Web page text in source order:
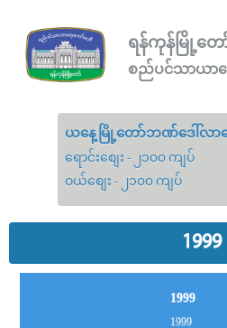
ရန်ကုန်မြို့တေ
စည်ပင်သာယာ
ယနေ့မြို့တော်ဘဏ်ဒေါ်လာစျ
ရောင်းစျေး - ၂၁၀၀ ကျပ်
ဝယ်စျေး - ၂၁၀၀ ကျပ်
1999
1999
1999